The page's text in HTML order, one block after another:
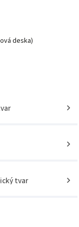
deska)
tvar